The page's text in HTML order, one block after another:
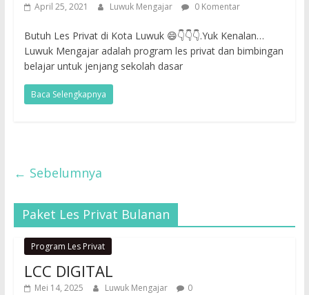
April 25, 2021 Luwuk Mengajar 0 Komentar
Butuh Les Privat di Kota Luwuk 😄👇👇👇.Yuk Kenalan…
Luwuk Mengajar adalah program les privat dan bimbingan
belajar untuk jenjang sekolah dasar
Baca Selengkapnya
← Sebelumnya
Paket Les Privat Bulanan
Program Les Privat
LCC DIGITAL
Mei 14, 2025 Luwuk Mengajar 0